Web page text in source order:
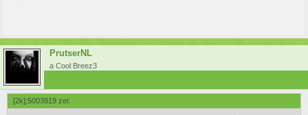
PrutserNL
a Cool Breez3
[2k];5003919 zei: